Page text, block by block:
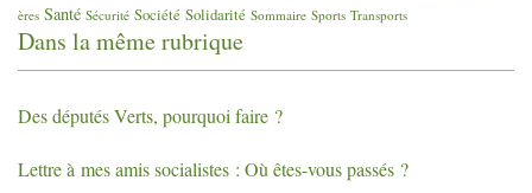
ères Santé Sécurité Société Solidarité Sommaire Sports Transports
Dans la même rubrique
Des députés Verts, pourquoi faire ?
Lettre à mes amis socialistes : Où êtes-vous passés ?